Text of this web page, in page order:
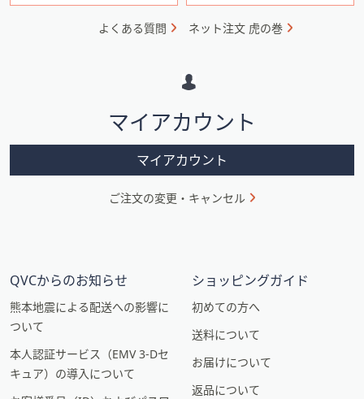
ン
よくある質問 ネット注文 虎の巻
マイアカウント
マイアカウント
ご注文の変更・キャンセル
QVCからのお知らせ
熊本地震による配送への影響に
ついて
本人認証サービス（EMV 3-Dセ
キュア）の導入について
ショッピングガイド
初めての方へ
送料について
お届けについて
返品について